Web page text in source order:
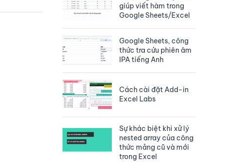
giúp viết hàm trong
Google Sheets/Excel
Google Sheets, công
thức tra cứu phiên âm
IPA tiếng Anh
Cách cài đặt Add-in
Excel Labs
Sự khác biệt khi xử lý
nested array của công
thức mảng cũ và mới
trong Excel